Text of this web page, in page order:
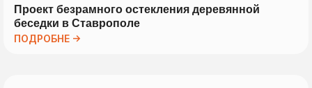
Проект безрамного остекления деревянной
беседки в Ставрополе
ПОДРОБНЕ →